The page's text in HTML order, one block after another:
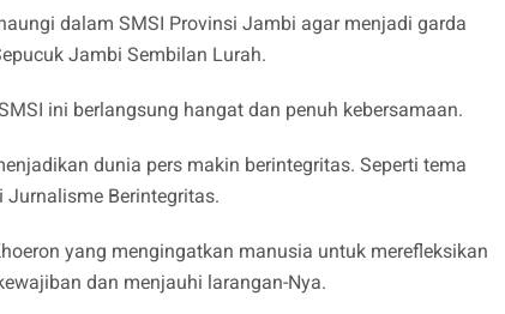
dalam SMSI Provinsi Jambi agar menjadi garda
Jambi Sembilan Lurah.
ini berlangsung hangat dan penuh kebersamaan.
dunia pers makin berintegritas. Seperti tema
Jurnalisme Berintegritas.
yang mengingatkan manusia untuk merefleksikan
dan menjauhi larangan-Nya.